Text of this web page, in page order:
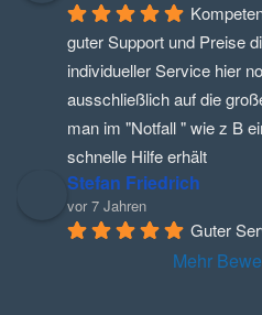
guter Support und Preise
individueller Service hier
ausschließlich auf die
man im "Notfall " wie z B
schnelle Hilfe erhält
Stefan Friedrich
vor 7 Jahren
Guter
Mehr